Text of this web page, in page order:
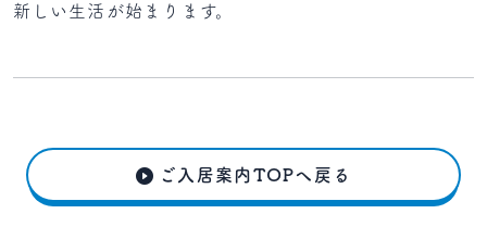
新しい生活が始まります。
ご入居案内TOPへ戻る